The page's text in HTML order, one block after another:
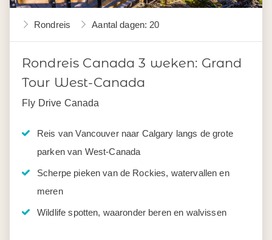
Rondreis Aantal dagen: 20
Rondreis Canada 3 weken: Grand
Tour West-Canada
Fly Drive Canada
Reis van Vancouver naar Calgary langs de grote
parken van West-Canada
Scherpe pieken van de Rockies, watervallen en
meren
Wildlife spotten, waaronder beren en walvissen